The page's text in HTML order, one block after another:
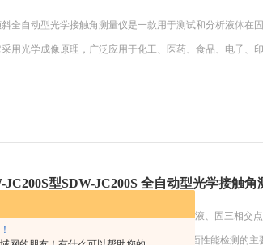
全自动型光学接触角测量仪是一款用于测试和分析液体在
用光学成像原理，广泛应用于化工、医药、食品、电子、
JC200S型SDW-JC200S 全自动型光学接触角
全自动型光学接触角测量仪是指在气、液、固三相
间的夹角θ，是润湿程度的量度。是现今表面性能检测的